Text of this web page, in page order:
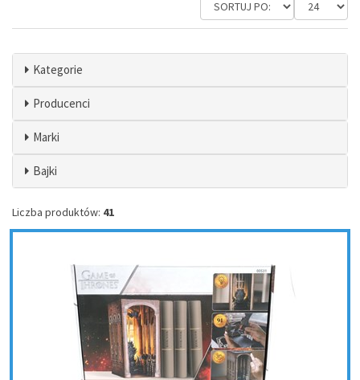
Kategorie
Producenci
Marki
Bajki
Liczba produktów: 41